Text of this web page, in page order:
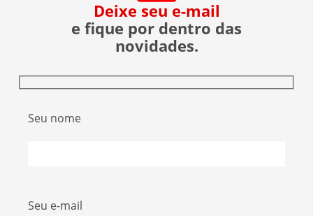
Deixe seu e-mail
e fique por dentro das
novidades.
Seu nome
Seu e-mail